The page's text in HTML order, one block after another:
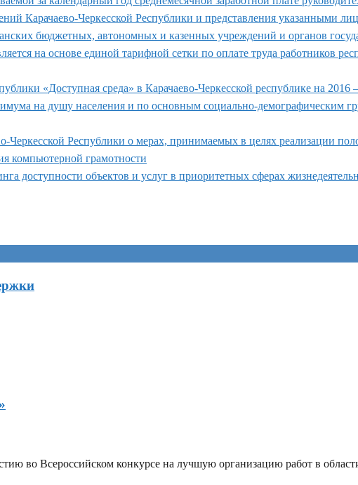
Карачаево-Черкесской Республики и представления указанными
бюджетных, автономных и казенных учреждений и органов
на основе единой тарифной сетки по оплате труда работников
«Доступная среда» в Карачаево-Черкесской республике на
на душу населения и по основным социально-демографическим
Черкесской Республики о мерах, принимаемых в целях реализации
компьютерной грамотности
доступности объектов и услуг в приоритетных сферах
во Всероссийском конкурсе на лучшую организацию работ в